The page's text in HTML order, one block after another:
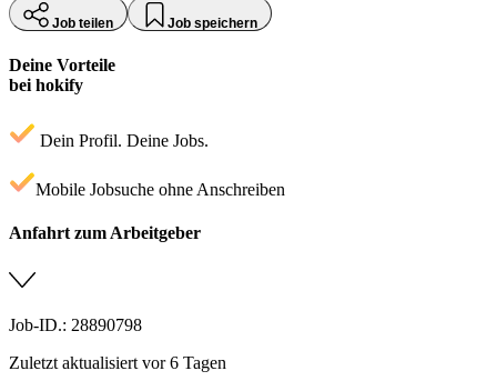
Job teilen Job speichern
Deine Vorteile
bei hokify
Dein Profil. Deine Jobs.
Mobile Jobsuche ohne Anschreiben
Anfahrt zum Arbeitgeber
Job-ID.: 28890798
Zuletzt aktualisiert vor 6 Tagen